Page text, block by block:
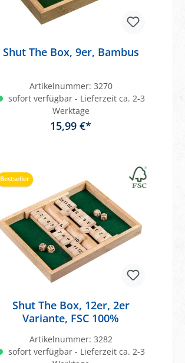
Shut The Box, 9er, Bambus
Artikelnummer: 3270
sofort verfügbar - Lieferzeit ca. 2-3
Werktage
15,99 €*
Bestseller
Shut The Box, 12er, 2er
Variante, FSC 100%
Artikelnummer: 3282
sofort verfügbar - Lieferzeit ca. 2-3